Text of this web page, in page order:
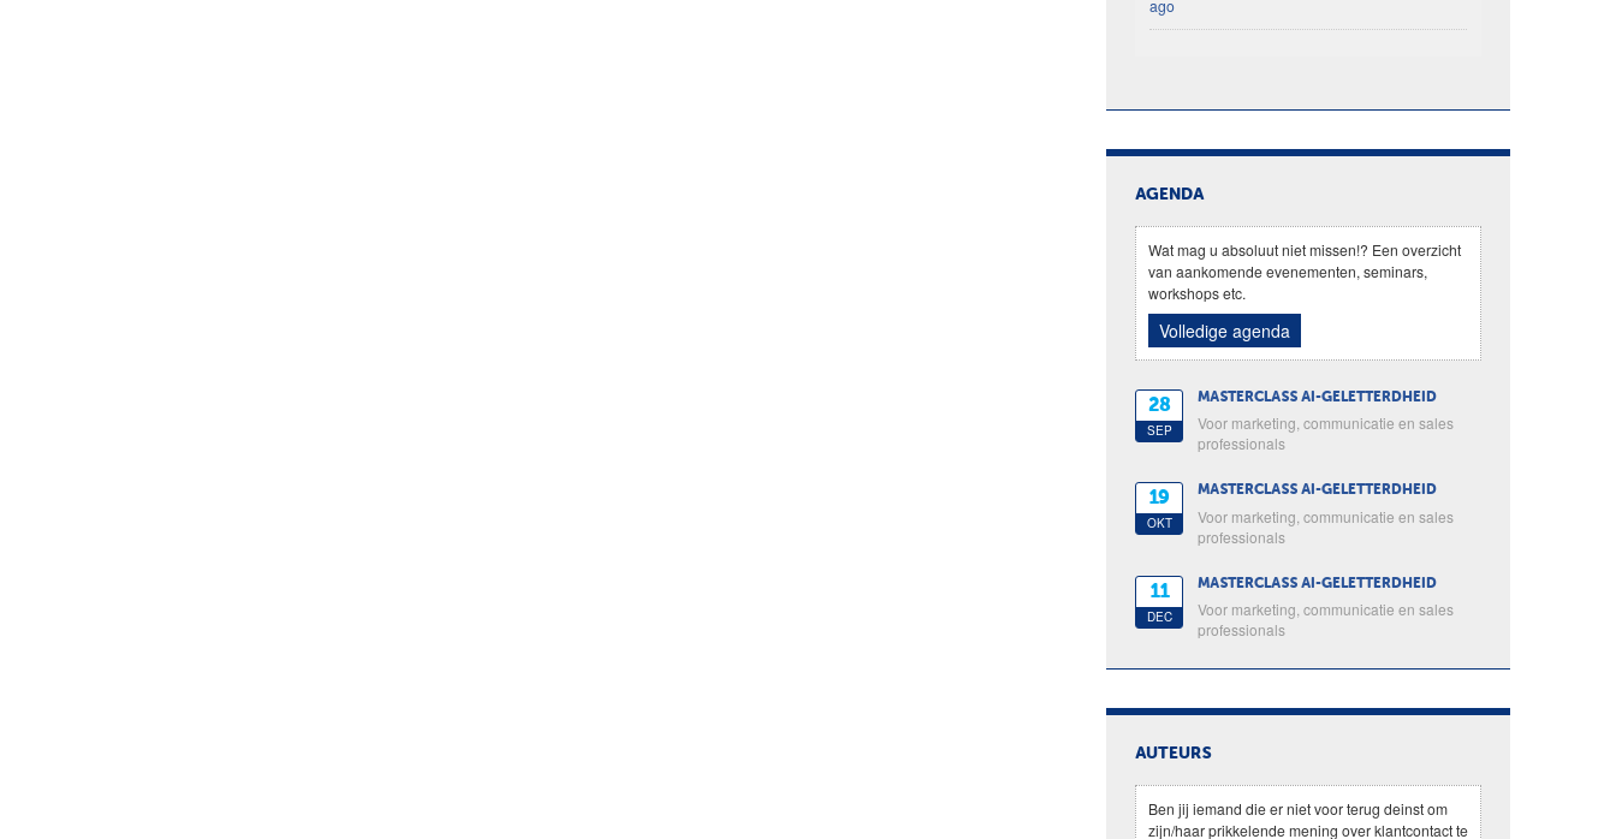
ago
AGENDA
Wat mag u absoluut niet missen!? Een overzicht
van aankomende evenementen, seminars,
workshops etc.
Volledige agenda
28
SEP
MASTERCLASS AI-GELETTERDHEID
Voor marketing, communicatie en sales
professionals
19
OKT
MASTERCLASS AI-GELETTERDHEID
Voor marketing, communicatie en sales
professionals
11
DEC
MASTERCLASS AI-GELETTERDHEID
Voor marketing, communicatie en sales
professionals
AUTEURS
Ben jij iemand die er niet voor terug deinst om
zijn/haar prikkelende mening over klantcontact te